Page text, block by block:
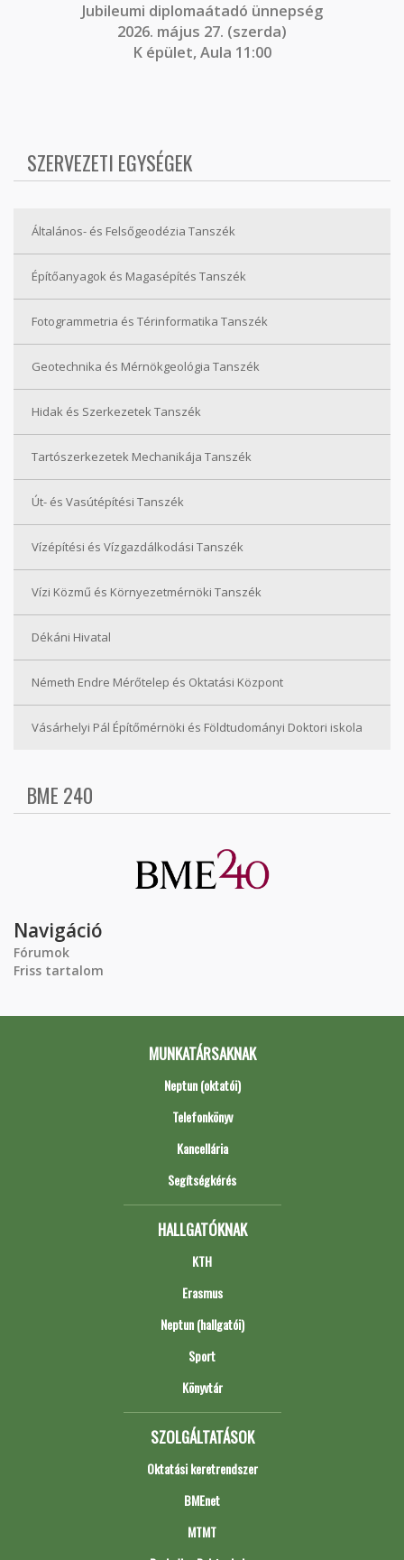
Jubileumi diplomaátadó ünnepség
2026. május 27. (szerda)
K épület, Aula 11:00
SZERVEZETI EGYSÉGEK
Általános- és Felsőgeodézia Tanszék
Építőanyagok és Magasépítés Tanszék
Fotogrammetria és Térinformatika Tanszék
Geotechnika és Mérnökgeológia Tanszék
Hidak és Szerkezetek Tanszék
Tartószerkezetek Mechanikája Tanszék
Út- és Vasútépítési Tanszék
Vízépítési és Vízgazdálkodási Tanszék
Vízi Közmű és Környezetmérnöki Tanszék
Dékáni Hivatal
Németh Endre Mérőtelep és Oktatási Központ
Vásárhelyi Pál Építőmérnöki és Földtudományi Doktori iskola
BME 240
Navigáció
Fórumok
Friss tartalom
MUNKATÁRSAKNAK
Neptun (oktatói)
Telefonkönyv
Kancellária
Segítségkérés
HALLGATÓKNAK
KTH
Erasmus
Neptun (hallgatói)
Sport
Könyvtár
SZOLGÁLTATÁSOK
Oktatási keretrendszer
BMEnet
MTMT